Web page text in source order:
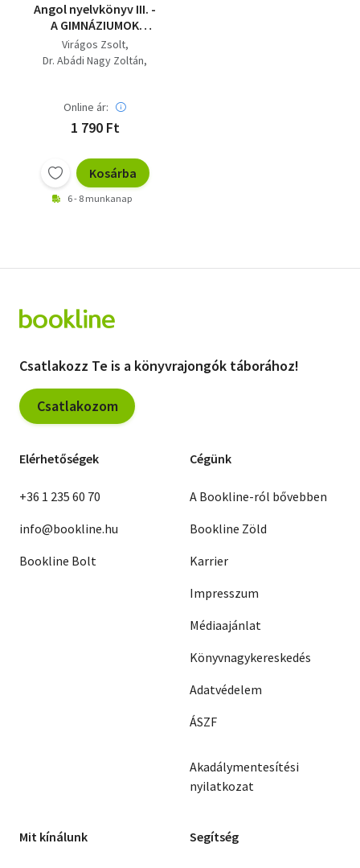
Angol nyelvkönyv III. -
A GIMNÁZIUMOK
SZAKOSÍTOTT
TANTERVŰ III.
CSOPORTOK
Virágos Zsolt
Dr. Abádi Nagy Zoltán
Forintos Kálmánné
Penelope Saunders
Online ár:
1 790 Ft
Kosárba
6 - 8 munkanap
Csatlakozz Te is a könyvrajongók táborához!
Csatlakozom
Elérhetőségek
+36 1 235 60 70
info@bookline.hu
Bookline Bolt
Cégünk
A Bookline-ról bővebben
Bookline Zöld
Karrier
Impresszum
Médiaajánlat
Könyvnagykereskedés
Adatvédelem
ÁSZF
Akadálymentesítési
nyilatkozat
Mit kínálunk Segítség